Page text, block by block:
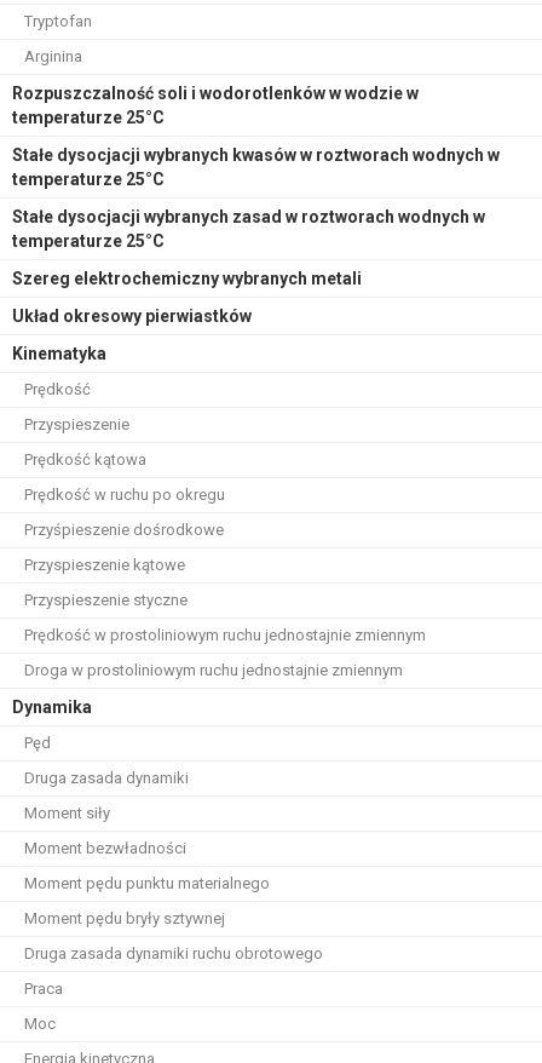
Tryptofan
Arginina
Rozpuszczalność soli i wodorotlenków w wodzie w
temperaturze 25°C
Stałe dysocjacji wybranych kwasów w roztworach wodnych w
temperaturze 25°C
Stałe dysocjacji wybranych zasad w roztworach wodnych w
temperaturze 25°C
Szereg elektrochemiczny wybranych metali
Układ okresowy pierwiastków
Kinematyka
Prędkość
Przyspieszenie
Prędkość kątowa
Prędkość w ruchu po okregu
Przyśpieszenie dośrodkowe
Przyspieszenie kątowe
Przyspieszenie styczne
Prędkość w prostoliniowym ruchu jednostajnie zmiennym
Droga w prostoliniowym ruchu jednostajnie zmiennym
Dynamika
Pęd
Druga zasada dynamiki
Moment siły
Moment bezwładności
Moment pędu punktu materialnego
Moment pędu bryły sztywnej
Druga zasada dynamiki ruchu obrotowego
Praca
Moc
Energia kinetyczna